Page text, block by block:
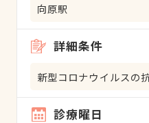
向原駅
詳細条件
新型コロナウイルスの
診療曜日